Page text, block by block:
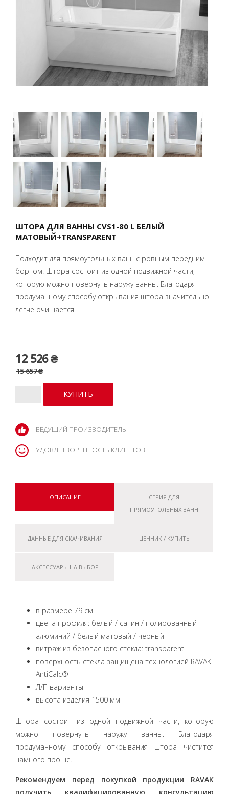
ШТОРА ДЛЯ ВАННЫ CVS1-80 L БЕЛЫЙ
МАТОВЫЙ+TRANSPARENT
Подходит для прямоугольных ванн с ровным передним
бортом. Штора состоит из одной подвижной части,
которую можно повернуть наружу ванны. Благодаря
продуманному способу открывания штора значительно
легче очищается.
12 526 ₴
15 657 ₴
ВЕДУЩИЙ ПРОИЗВОДИТЕЛЬ
УДОВЛЕТВОРЕННОСТЬ КЛИЕНТОВ
ОПИСАНИЕ
СЕРИЯ ДЛЯ
ПРЯМОУГОЛЬНЫХ ВАНН
ДАННЫЕ ДЛЯ СКАЧИВАНИЯ ЦЕННИК / КУПИТЬ
АКСЕССУАРЫ НА ВЫБОР
в размере 79 см
цвета профиля: белый / сатин / полированный
алюминий / белый матовый / черный
витраж из безопасного стекла: transparent
поверхность стекла защищена технологией RAVAK
AntiCalc®
Л/П варианты
высота изделия 1500 мм
Штора состоит из одной подвижной части, которую
можно повернуть наружу ванны. Благодаря
продуманному способу открывания штора чистится
намного проще.
Рекомендуем перед покупкой продукции RAVAK
получить квалифицированную консультацию